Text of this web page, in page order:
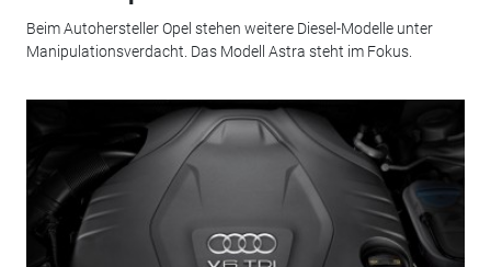
Beim Autohersteller Opel stehen weitere Diesel-Modelle unter
Manipulationsverdacht. Das Modell Astra steht im Fokus.